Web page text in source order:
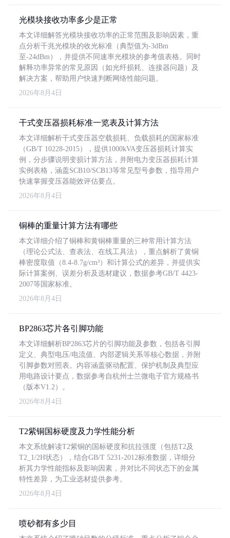
光模块接收功率多少是正常
本文详细解答光模块接收功率的正常范围及影响因素，重
点分析千兆光模块的收光标准（典型值为-3dBm
至-24dBm），并提供不同速率光模块的参考值表格。同时
解释功率异常的常见原因（如光纤损耗、连接器问题）及
解决方案，帮助用户快速判断网络性能问题。
2026年8月4日
干式变压器损耗标准一览表及计算方法
本文详细解析干式变压器空载损耗、负载损耗的国家标准
（GB/T 10228-2015），提供1000kVA变压器损耗计算实
例，分步骤说明变损计算方法，并附电力变压器损耗计算
实例表格，涵盖SCB10/SCB13等常见型号参数，指导用户
快速掌握变压器能效评估要点。
2026年8月4日
铜棒的重量计算方法有哪些
本文详细介绍了铜棒和黄铜棒重量的三种常用计算方法
（理论公式法、查表法、在线工具法），重点解析了黄铜
棒密度取值（8.4-8.7g/cm³）和计算公式的差异，并提供实
际计算案例、误差分析及选材建议，数据参考GB/T 4423-
2007等国家标准。
2026年8月4日
BP2863芯片各引脚功能
本文详细解析BP2863芯片的引脚功能及参数，包括各引脚
定义、典型电压/电流值、内部逻辑关系等核心数据，并附
引脚参数对照表。内容涵盖驱动配置、保护机制及典型应
用电路设计要点，数据参考自杭州士兰微电子官方规格书
（版本V1.2）。
2026年8月4日
T2紫铜国标硬度及力学性能分析
本文系统解读T2紫铜的国标硬度和抗拉强度（包括T2及
T2_1/2H状态），结合GB/T 5231-2012标准数据，详细分
析其力学性能指标及影响因素，并对比不同状态下的金属
特性差异，为工业选材提供参考。
2026年8月4日
喷砂都有多少目